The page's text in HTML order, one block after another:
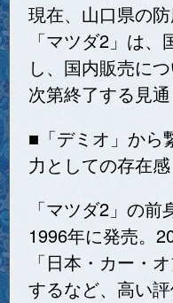
現在、山口県の
「マツダ2」は
し、国内販売に
次第終了する見通
■「デミオ」から
力としての存在感
「マツダ2」の前
1996年に発売。
「日本・カー・
するなど、高い評